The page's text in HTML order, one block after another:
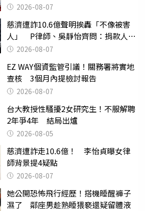
2026-08-07
慈濟遭詐10.6億聲明挨轟「不像被害
人」 P律師、吳靜怡齊問：捐款人有
權知道真相
2026-08-07
EZ WAY個資監管引議！關務署將實地
查核 3個月內提檢討報告
2026-08-07
台大教授性騷擾2女研究生！不服解聘
2年爭4年 結局出爐
2026-08-05
慈濟遭詐走10.6億！ 李怡貞曝女律
師背景提4疑點
2026-08-07
她公開恐怖飛行經歷！搭機睡醒褲子
濕了 鄰座男趁熟睡猥褻還疑留體液